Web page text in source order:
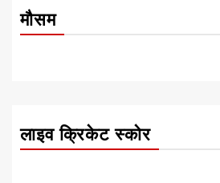
मौसम
लाइव क्रिकेट स्कोर